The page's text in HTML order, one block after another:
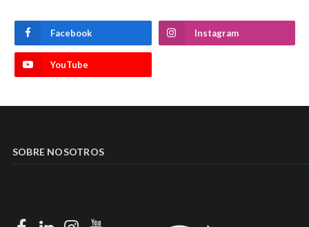
Facebook Instagram
YouTube
SOBRE NOSOTROS